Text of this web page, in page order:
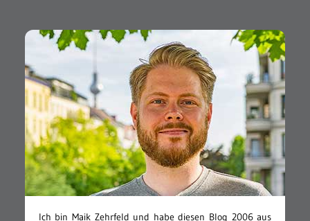
Ich bin Maik Zehrfeld und habe diesen Blog 2006 aus